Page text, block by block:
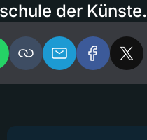
der Künste.